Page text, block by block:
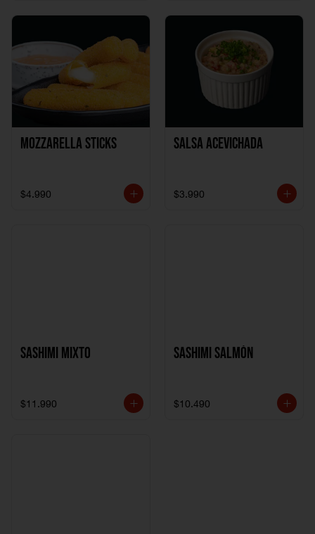
Mozzarella Sticks
$4.990
Salsa Acevichada
$3.990
Sashimi Mixto
$11.990
Sashimi Salmón
$10.490